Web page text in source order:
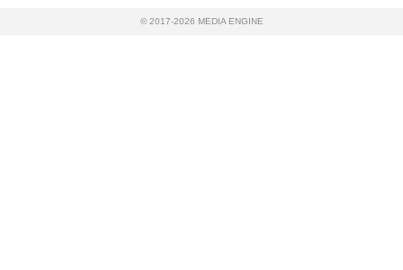
© 2017-2026 MEDIA ENGINE